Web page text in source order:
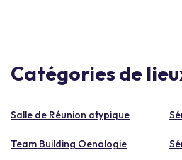
Catégories de
Salle de Réunion atypique
Team Building Oenologie